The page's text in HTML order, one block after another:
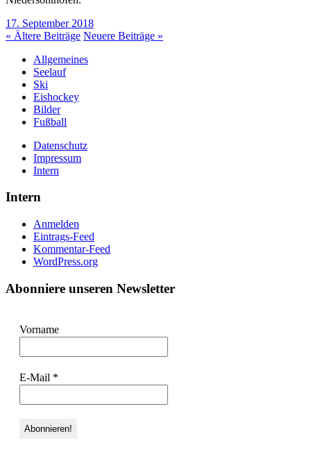
17. September 2018
« Ältere Beiträge Neuere Beiträge »
Allgemeines
Seelauf
Ski
Eishockey
Bilder
Fußball
Datenschutz
Impressum
Intern
Intern
Anmelden
Eintrags-Feed
Kommentar-Feed
WordPress.org
Abonniere unseren Newsletter
Vorname
E-Mail *